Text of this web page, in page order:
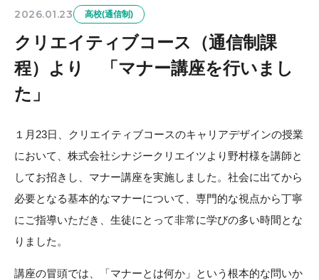
2026.01.23 高校(通信制)
クリエイティブコース（通信制課
程）より 「マナー講座を行いまし
た」
１月23日、クリエイティブコースのキャリアデザインの授業
において、株式会社シナジークリエイツより野村様を講師と
してお招きし、マナー講座を実施しました。社会に出てから
必要となる基本的なマナーについて、専門的な視点から丁寧
にご指導いただき、生徒にとって非常に学びの多い時間とな
りました。
講座の冒頭では、「マナーとは何か」という根本的な問いか